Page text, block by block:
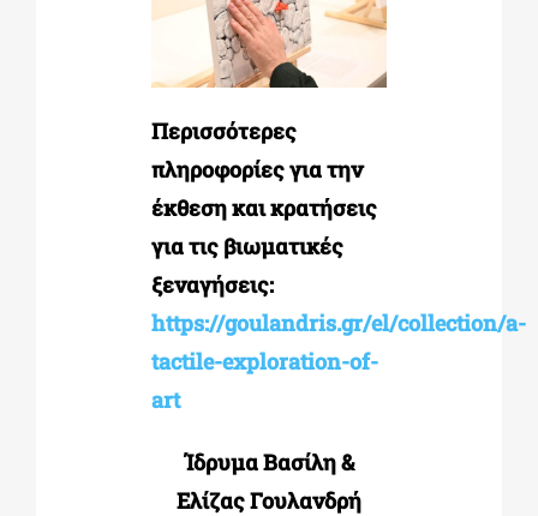
Περισσότερες
πληροφορίες για την
έκθεση και κρατήσεις
για τις βιωματικές
ξεναγήσεις:
https://goulandris.gr/el/collection/a-
tactile-exploration-of-
art
Ίδρυμα Βασίλη &
Ελίζας Γουλανδρή